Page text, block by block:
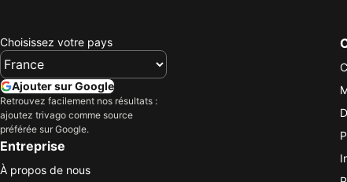
Choisissez votre pays
Ajouter sur Google
Retrouvez facilement nos résultats :
ajoutez trivago comme source
préférée sur Google.
Entreprise
À propos de nous